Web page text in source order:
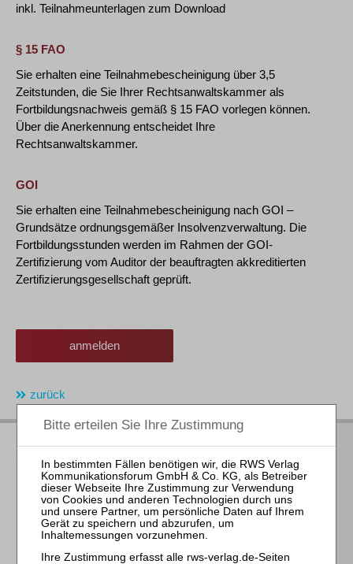
inkl. Teilnahmeunterlagen zum Download
§ 15 FAO
Sie erhalten eine Teilnahmebescheinigung über 3,5
Zeitstunden, die Sie Ihrer Rechtsanwaltskammer als
Fortbildungsnachweis gemäß § 15 FAO vorlegen können.
Über die Anerkennung entscheidet Ihre
Rechtsanwaltskammer.
GOI
Sie erhalten eine Teilnahmebescheinigung nach GOI –
Grundsätze ordnungsgemäßer Insolvenzverwaltung. Die
Fortbildungsstunden werden im Rahmen der GOI-
Zertifizierung vom Auditor der beauftragten akkreditierten
Zertifizierungsgesellschaft geprüft.
anmelden
zurück
Rubriken
Insolvenz- und Sanierungsrecht
Handels- und Gesellschaftsrecht
Bank- und Kapitalmarktrecht
Steuerrecht